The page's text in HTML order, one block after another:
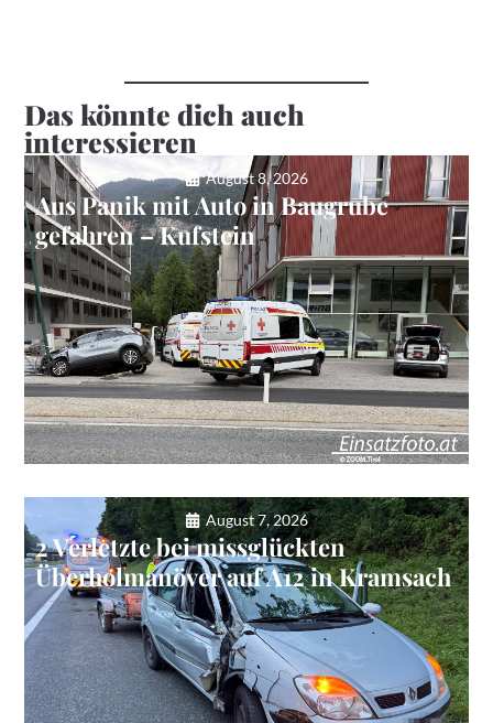
Das könnte dich auch
interessieren
August 8, 2026
Aus Panik mit Auto in Baugrube
gefahren – Kufstein
August 7, 2026
2 Verletzte bei missglückten
Überholmanöver auf A12 in Kramsach